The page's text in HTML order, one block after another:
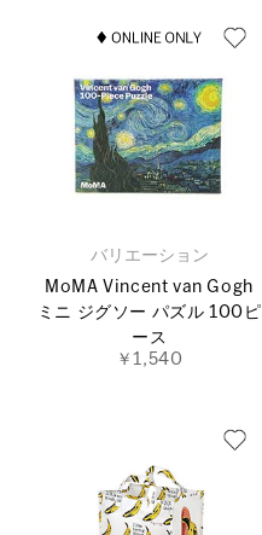
バリエーション
MoMA Vincent van Gogh
ミニ ジグソー パズル 100ピ
ース
￥1,540